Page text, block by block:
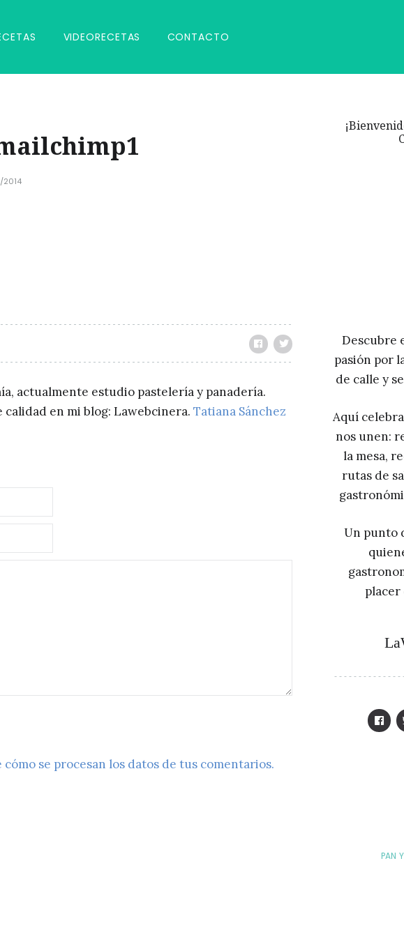
VIDEORECETAS CONTACTO
actualmente estudio pastelería y panadería.
en mi blog: Lawebcinera. Tatiana Sánchez
se procesan los datos de tus comentarios.
Descubre
pasión por
de calle y
Aquí
nos unen:
la mesa,
rutas de
Un punto
placer
PAN